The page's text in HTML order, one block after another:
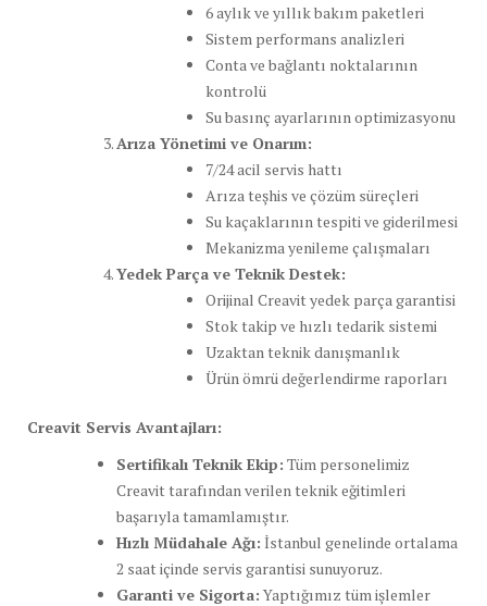
6 aylık ve yıllık bakım paketleri
Sistem performans analizleri
Conta ve bağlantı noktalarının
kontrolü
Su basınç ayarlarının optimizasyonu
Arıza Yönetimi ve Onarım:
7/24 acil servis hattı
Arıza teşhis ve çözüm süreçleri
Su kaçaklarının tespiti ve giderilmesi
Mekanizma yenileme çalışmaları
Yedek Parça ve Teknik Destek:
Orijinal Creavit yedek parça garantisi
Stok takip ve hızlı tedarik sistemi
Uzaktan teknik danışmanlık
Ürün ömrü değerlendirme raporları
Creavit Servis Avantajları:
Sertifikalı Teknik Ekip: Tüm personelimiz
Creavit tarafından verilen teknik eğitimleri
başarıyla tamamlamıştır.
Hızlı Müdahale Ağı: İstanbul genelinde ortalama
2 saat içinde servis garantisi sunuyoruz.
Garanti ve Sigorta: Yaptığımız tüm işlemler